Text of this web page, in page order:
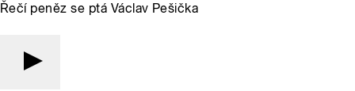
Řečí peněz se ptá Václav Pešička